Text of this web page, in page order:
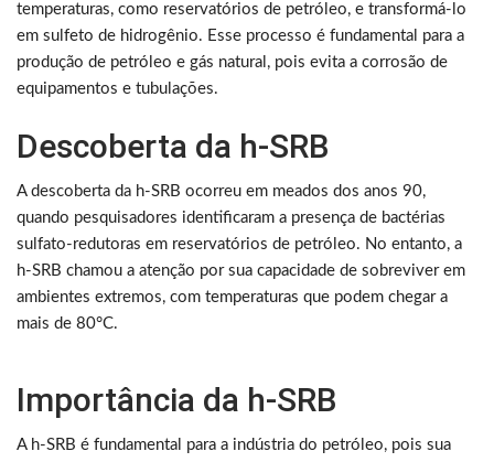
temperaturas, como reservatórios de petróleo, e transformá-lo
em sulfeto de hidrogênio. Esse processo é fundamental para a
produção de petróleo e gás natural, pois evita a corrosão de
equipamentos e tubulações.
Descoberta da h-SRB
A descoberta da h-SRB ocorreu em meados dos anos 90,
quando pesquisadores identificaram a presença de bactérias
sulfato-redutoras em reservatórios de petróleo. No entanto, a
h-SRB chamou a atenção por sua capacidade de sobreviver em
ambientes extremos, com temperaturas que podem chegar a
mais de 80°C.
Importância da h-SRB
A h-SRB é fundamental para a indústria do petróleo, pois sua